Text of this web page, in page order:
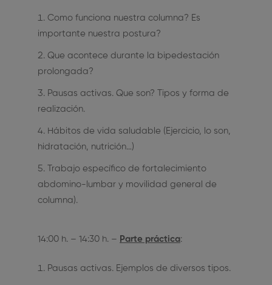
Como funciona nuestra columna? Es
importante nuestra postura?
Que acontece durante la bipedestación
prolongada?
Pausas activas. Que son? Tipos y forma de
realización.
Hábitos de vida saludable (Ejercicio, lo son,
hidratación, nutrición…)
Trabajo específico de fortalecimiento
abdomino-lumbar y movilidad general de
columna).
14:00 h. – 14:30 h. – Parte práctica:
Pausas activas. Ejemplos de diversos tipos.